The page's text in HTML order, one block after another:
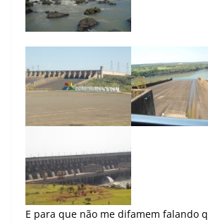
E para que não me difamem falando